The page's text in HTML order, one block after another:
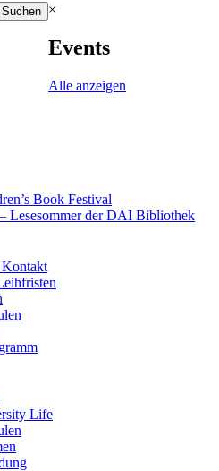
×
Events
Alle anzeigen
Book Festival
Lesesommer der DAI Bibliothek
Life